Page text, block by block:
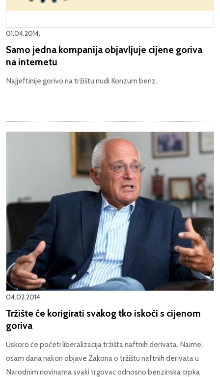
01.04.2014.
Samo jedna kompanija objavljuje cijene goriva
na internetu
Najjeftinije gorivo na tržištu nudi Konzum benz.
04.02.2014.
Tržište će korigirati svakog tko iskoči s cijenom
goriva
Uskoro će početi liberalizacija tržišta naftnih derivata. Naime,
osam dana nakon objave Zakona o tržištu naftnih derivata u
Narodnim novinama svaki trgovac odnosno benzinska crpka